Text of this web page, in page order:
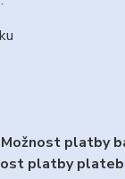
platby
platby